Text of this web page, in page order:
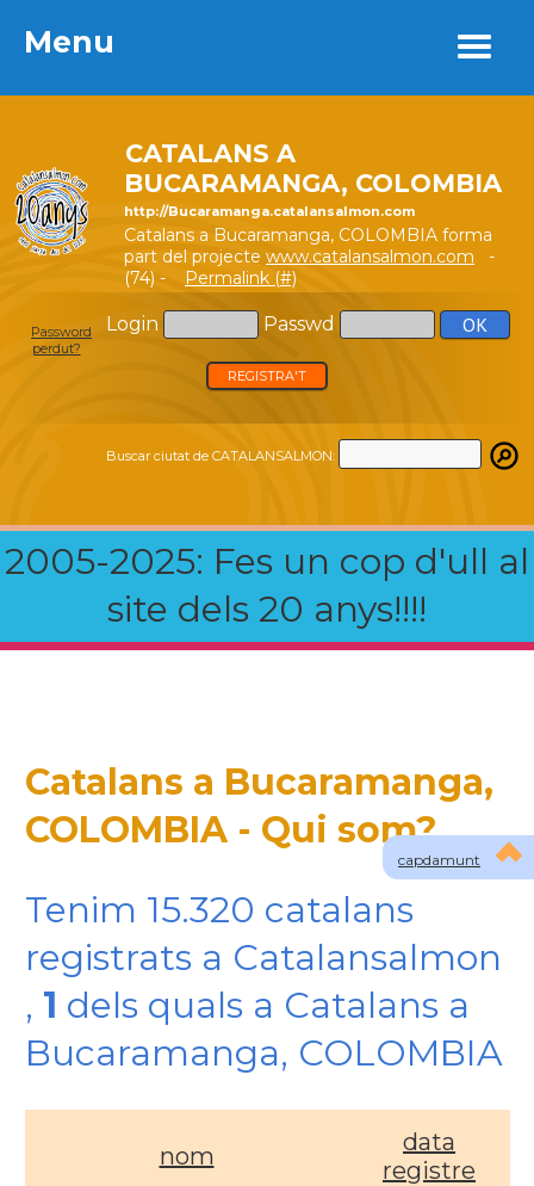
Menu
CATALANS A
BUCARAMANGA, COLOMBIA
http://Bucaramanga.catalansalmon.com
Catalans a Bucaramanga, COLOMBIA forma
part del projecte www.catalansalmon.com -
(74) - Permalink (#)
Login Passwd
Password
perdut?
REGISTRA'T
Buscar ciutat de CATALANSALMON:
2005-2025: Fes un cop d'ull al
site dels 20 anys!!!!
Menu
capdamunt
Catalans a Bucaramanga,
COLOMBIA - Qui som?
Tenim 15.320 catalans
registrats a Catalansalmon
, 1 dels quals a Catalans a
Bucaramanga, COLOMBIA
nom
data
registre